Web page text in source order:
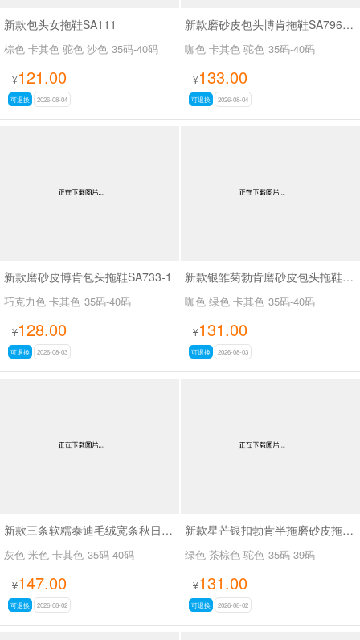
新款包头女拖鞋SA111
棕色 卡其色 驼色 沙色 35码-40码
¥121.00
可退换 2026-08-04
新款磨砂皮包头博肯拖鞋SA796-10
咖色 卡其色 驼色 35码-40码
¥133.00
可退换 2026-08-04
新款磨砂皮博肯包头拖鞋SA733-1
巧克力色 卡其色 35码-40码
¥128.00
可退换 2026-08-03
新款银雏菊勃肯磨砂皮包头拖鞋SA27108
咖色 绿色 卡其色 35码-40码
¥131.00
可退换 2026-08-03
新款三条软糯泰迪毛绒宽条秋日奶绒物语拖鞋SA10988-3
灰色 米色 卡其色 35码-40码
¥147.00
可退换 2026-08-02
新款星芒银扣勃肯半拖磨砂皮拖鞋SA27109
绿色 茶棕色 驼色 35码-39码
¥131.00
可退换 2026-08-02